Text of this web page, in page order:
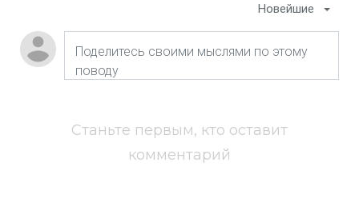
Новейшие
Станьте первым, кто оставит
комментарий